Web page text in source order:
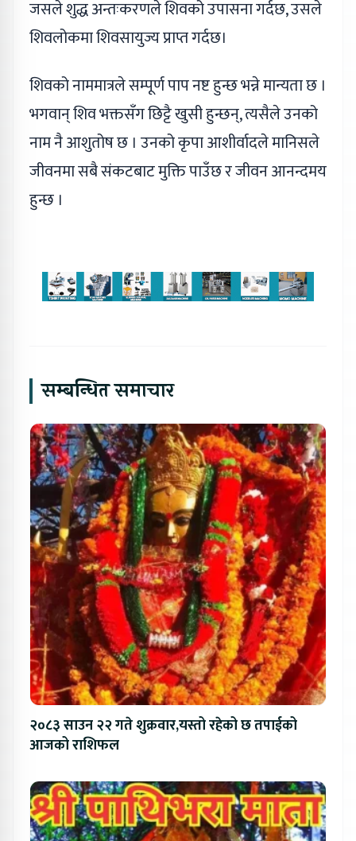
जसले शुद्ध अन्तःकरणले शिवको उपासना गर्दछ, उसले
शिवलोकमा शिवसायुज्य प्राप्त गर्दछ।
शिवको नाममात्रले सम्पूर्ण पाप नष्ट हुन्छ भन्ने मान्यता छ ।
भगवान् शिव भक्तसँग छिट्टै खुसी हुन्छन्, त्यसैले उनको
नाम नै आशुतोष छ । उनको कृपा आशीर्वादले मानिसले
जीवनमा सबै संकटबाट मुक्ति पाउँछ र जीवन आनन्दमय
हुन्छ ।
सम्बन्धित समाचार
२०८३ साउन २२ गते शुक्रवार,यस्तो रहेको छ तपाईको
आजको राशिफल